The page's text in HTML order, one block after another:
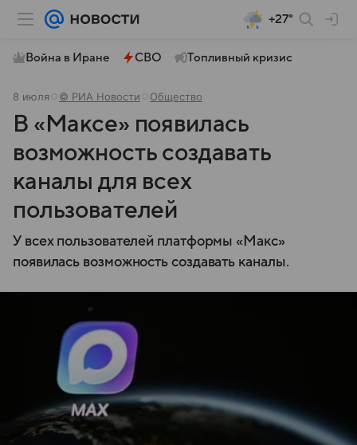
+27°
Война в Иране СВО Топливный кризис
8 июля © РИА Новости Общество
В «Максе» появилась
возможность создавать
каналы для всех
пользователей
У всех пользователей платформы «Макс»
появилась возможность создавать каналы.